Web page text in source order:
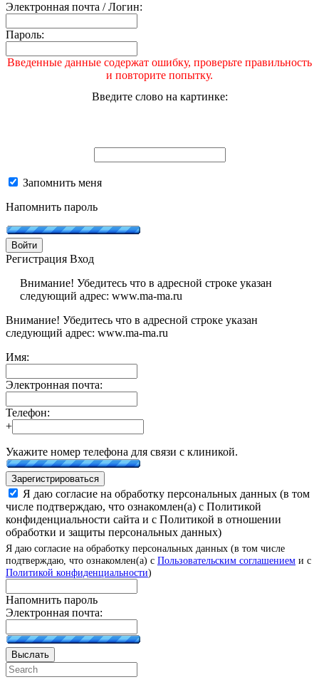
Электронная почта / Логин:
Пароль:
Введенные данные содержат ошибку, проверьте правильность
и повторите попытку.
Введите слово на картинке:
Запомнить меня
Напомнить пароль
Войти
Регистрация Вход
Внимание! Убедитесь что в адресной строке указан
следующий адрес: www.ma-ma.ru
Внимание! Убедитесь что в адресной строке указан
следующий адрес: www.ma-ma.ru
Имя:
Электронная почта:
Телефон:
+
Укажите номер телефона для связи с клиникой.
Зарегистрироваться
Я даю согласие на обработку персональных данных (в том
числе подтверждаю, что ознакомлен(а) с Политикой
конфиденциальности сайта и с Политикой в отношении
обработки и защиты персональных данных)
Я даю согласие на обработку персональных данных (в том числе
подтверждаю, что ознакомлен(а) с Пользовательским соглашением и с
Политикой конфиденциальности)
Напомнить пароль
Электронная почта:
Выслать